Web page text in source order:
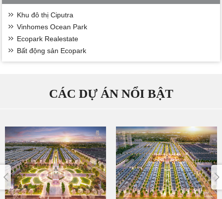
Khu đô thị Ciputra
Vinhomes Ocean Park
Ecopark Realestate
Bất động sản Ecopark
CÁC DỰ ÁN NỔI BẬT